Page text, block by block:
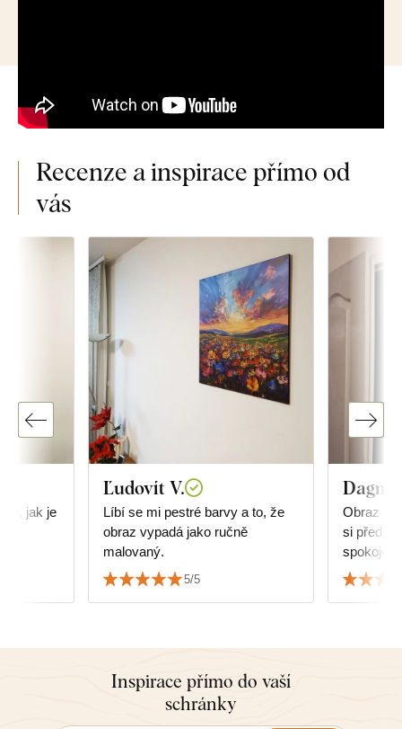
Recenze a inspirace přímo od
vás
mi, jak je
Ľudovít V.
Líbí se mi pestré barvy a to, že
obraz vypadá jako ručně
malovaný.
5/5
Obraz
si
Inspirace přímo do vaší
schránky